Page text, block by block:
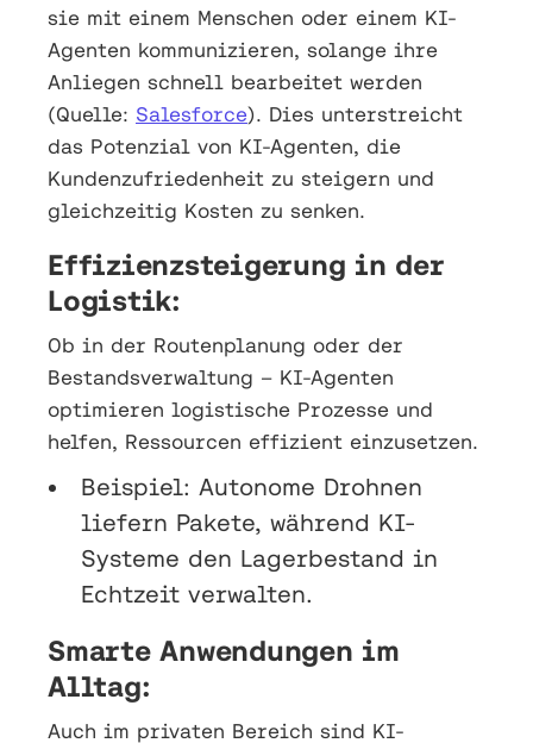
sie mit einem Menschen oder einem KI-
Agenten kommunizieren, solange ihre
Anliegen schnell bearbeitet werden
(Quelle: Salesforce). Dies unterstreicht
das Potenzial von KI-Agenten, die
Kundenzufriedenheit zu steigern und
gleichzeitig Kosten zu senken.
Effizienzsteigerung in der
Logistik:
Ob in der Routenplanung oder der
Bestandsverwaltung – KI-Agenten
optimieren logistische Prozesse und
helfen, Ressourcen effizient einzusetzen.
Beispiel: Autonome Drohnen
liefern Pakete, während KI-
Systeme den Lagerbestand in
Echtzeit verwalten.
Smarte Anwendungen im
Alltag:
Auch im privaten Bereich sind KI-